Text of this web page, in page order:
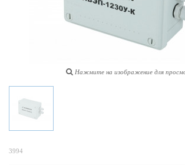
Нажмите на изображение для
3994